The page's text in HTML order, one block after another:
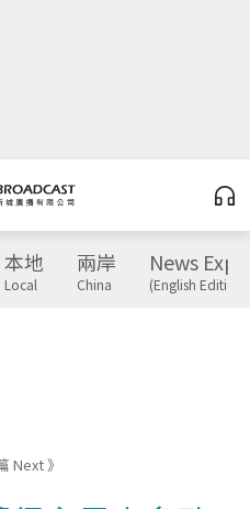
本地
Local
兩岸
China
News
(English Edition)
Next 》